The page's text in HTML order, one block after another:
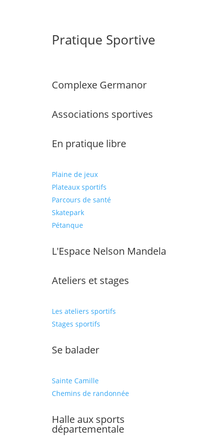
Pratique Sportive
Complexe Germanor
Associations sportives
En pratique libre
Plaine de jeux
Plateaux sportifs
Parcours de santé
Skatepark
Pétanque
L'Espace Nelson Mandela
Ateliers et stages
Les ateliers sportifs
Stages sportifs
Se balader
Sainte Camille
Chemins de randonnée
Halle aux sports
départementale